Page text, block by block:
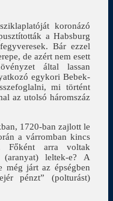
koronázó
a Habsburg
Bár ezzel
de azért nem esett
által lassan
egykori Bebek-
mi történt
az utolsó háromszáz
1720-ban zajlott le
a várromban kincs
Főként arra voltak
leltek-e? A
még járt az épségben
pénzt” (polturást)